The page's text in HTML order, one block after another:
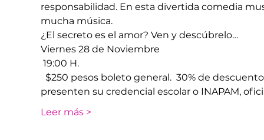
responsabilidad. En esta divertida comedia
mucha música.
¿El secreto es el amor? Ven y descúbrelo…
​Viernes 28 de Noviembre
​ 19:00 H.
$250 pesos boleto general.  30% de
presenten su credencial escolar o INAPAM,
Leer más >